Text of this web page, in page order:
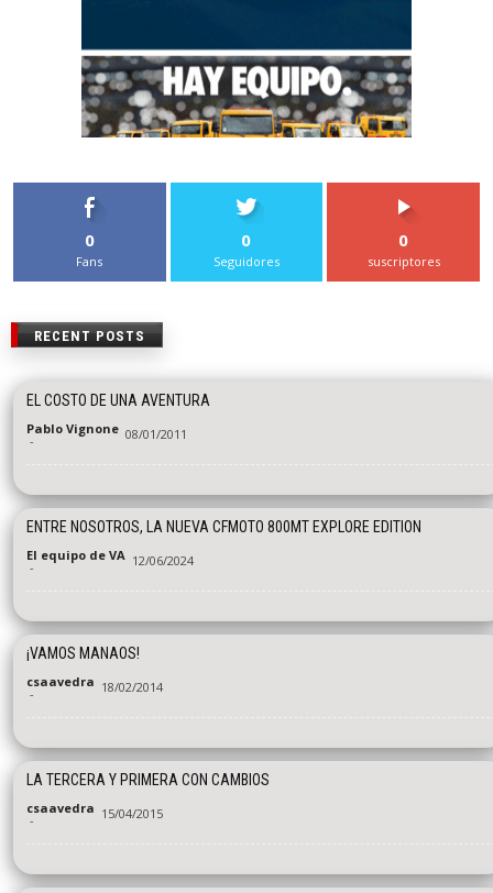
0
Fans
0
Seguidores
0
suscriptores
RECENT POSTS
EL COSTO DE UNA AVENTURA
Pablo Vignone
- 08/01/2011
ENTRE NOSOTROS, LA NUEVA CFMOTO 800MT EXPLORE EDITION
El equipo de VA
- 12/06/2024
¡VAMOS MANAOS!
csaavedra
- 18/02/2014
LA TERCERA Y PRIMERA CON CAMBIOS
csaavedra
- 15/04/2015